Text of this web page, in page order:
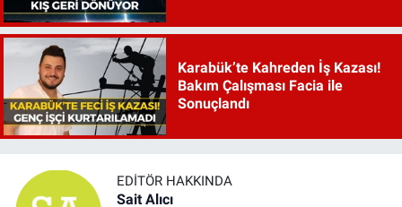
Karabük’te Kahreden İş Kazası!
Bakım Çalışması Facia ile
Sonuçlandı
EDITÖR HAKKINDA
Sait Alıcı